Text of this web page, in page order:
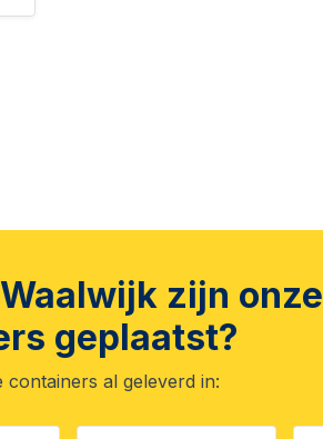
zijn onze
geplaatst?
containers al geleverd in: